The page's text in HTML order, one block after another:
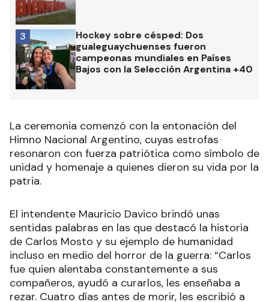
Hockey sobre césped: Dos
gualeguaychuenses fueron
campeonas mundiales en Países
Bajos con la Selección Argentina +40
3
La ceremonia comenzó con la entonación del
Himno Nacional Argentino, cuyas estrofas
resonaron con fuerza patriótica como símbolo de
unidad y homenaje a quienes dieron su vida por la
patria.
El intendente Mauricio Davico brindó unas
sentidas palabras en las que destacó la historia
de Carlos Mosto y su ejemplo de humanidad
incluso en medio del horror de la guerra: “Carlos
fue quien alentaba constantemente a sus
compañeros, ayudó a curarlos, les enseñaba a
rezar. Cuatro días antes de morir, les escribió a